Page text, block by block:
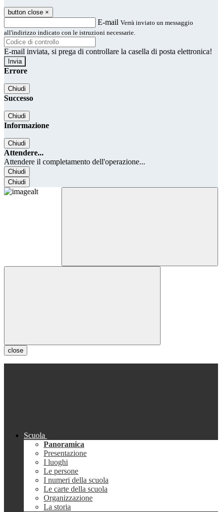
button close ×
E-mail Verrà inviato un messaggio
all'indirizzo indicato con le istruzioni necessarie.
E-mail inviata, si prega di controllare la casella di posta elettronica!
Errore
Chiudi
Successo
Chiudi
Informazione
Chiudi
Attendere...
Attendere il completamento dell'operazione...
Chiudi
Chiudi
close
Scuola
Panoramica
Presentazione
I luoghi
Le persone
I numeri della scuola
Le carte della scuola
Organizzazione
La storia